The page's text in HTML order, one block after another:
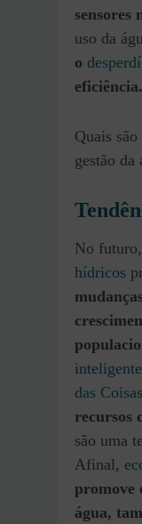
sensores
uso da
o
eficiência.
Quais
gestão da
No
hídricos
das
recursos
são uma
Afinal,
promove
água,